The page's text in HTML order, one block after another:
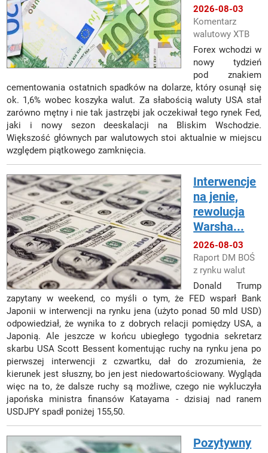
2026-08-03
Komentarz
walutowy XTB
Forex wchodzi w
nowy tydzień
pod znakiem
cementowania ostatnich spadków na dolarze, który osunął się
ok. 1,6% wobec koszyka walut. Za słabością waluty USA stał
zarówno mętny i nie tak jastrzębi jak oczekiwał tego rynek Fed,
jaki i nowy sezon deeskalacji na Bliskim Wschodzie.
Większość głównych par walutowych stoi aktualnie w miejscu
względem piątkowego zamknięcia.
Interwencje
na jenie,
rewolucja
Warsha...
2026-08-03
Raport DM BOŚ
z rynku walut
Donald Trump
zapytany w weekend, co myśli o tym, że FED wsparł Bank
Japonii w interwencji na rynku jena (użyto ponad 50 mld USD)
odpowiedział, że wynika to z dobrych relacji pomiędzy USA, a
Japonią. Ale jeszcze w końcu ubiegłego tygodnia sekretarz
skarbu USA Scott Bessent komentując ruchy na rynku jena po
pierwszej interwencji z czwartku, dał do zrozumienia, że
kierunek jest słuszny, bo jen jest niedowartościowany. Wygląda
więc na to, że dalsze ruchy są możliwe, czego nie wykluczyła
japońska ministra finansów Katayama - dzisiaj nad ranem
USDJPY spadł poniżej 155,50.
Pozytywny